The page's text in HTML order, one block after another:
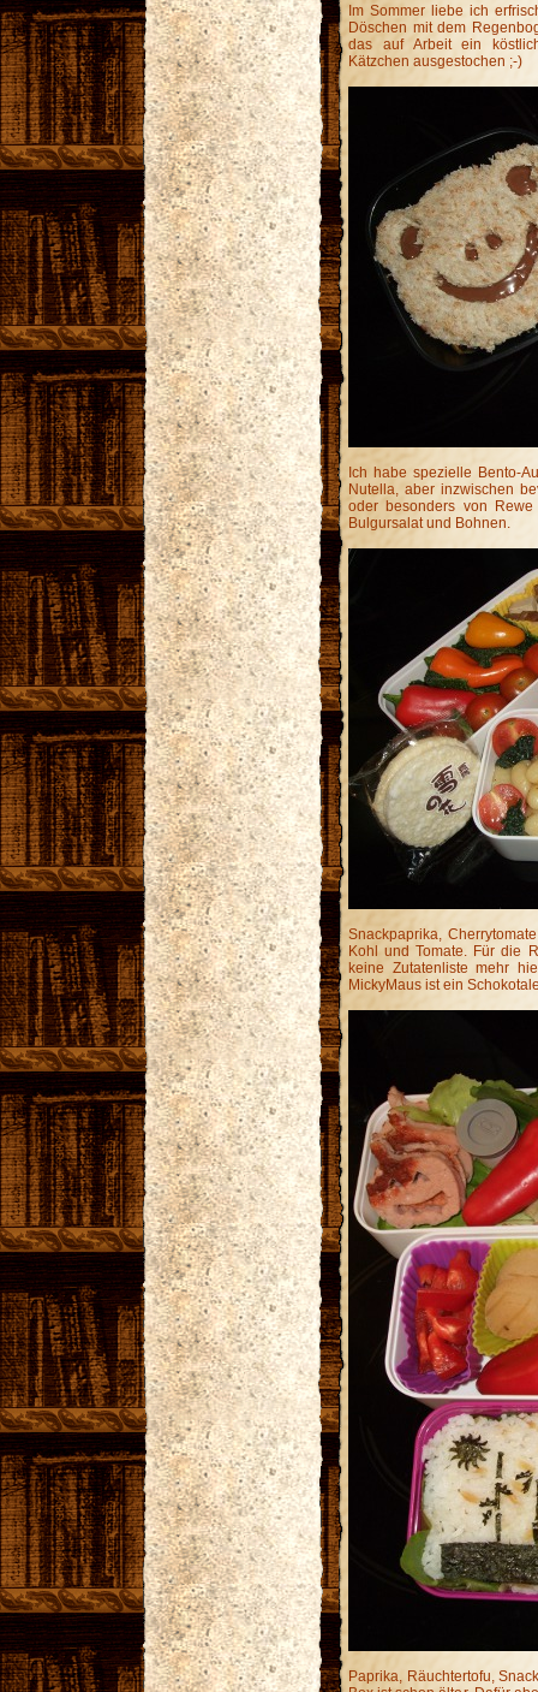
Im Sommer liebe ich
Döschen mit dem
das auf Arbeit ein
Kätzchen ausgestochen ;-)
Ich habe spezielle Bento-
Nutella, aber inzwischen
oder besonders von
Bulgursalat und Bohnen.
Snackpaprika,
Kohl und Tomate. Für die
keine Zutatenliste mehr
MickyMaus ist ein
Paprika, Räuchtertofu,